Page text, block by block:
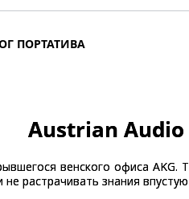
ПОРТАТИВА
Austrian Audio
венского офиса
растрачивать знания